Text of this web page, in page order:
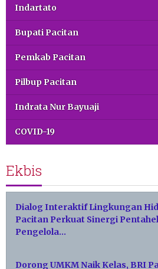
Indartato
Bupati Pacitan
Pemkab Pacitan
Pilbup Pacitan
Indrata Nur Bayuaji
COVID-19
Ekbis
Dialog Interaktif Lingkungan
Pacitan Perkuat Sinergi
Pengelola…
Dorong UMKM Naik Kelas, BRI